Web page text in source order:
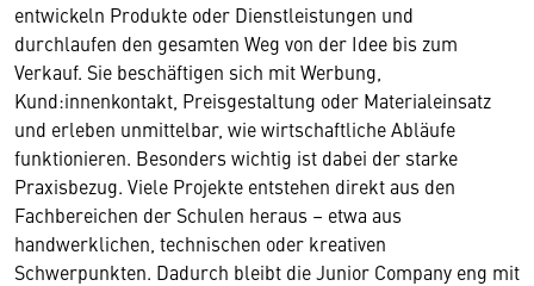
entwickeln Produkte oder Dienstleistungen und
durchlaufen den gesamten Weg von der Idee bis zum
Verkauf. Sie beschäftigen sich mit Werbung,
Kund:innenkontakt, Preisgestaltung oder Materialeinsatz
und erleben unmittelbar, wie wirtschaftliche Abläufe
funktionieren. Besonders wichtig ist dabei der starke
Praxisbezug. Viele Projekte entstehen direkt aus den
Fachbereichen der Schulen heraus – etwa aus
handwerklichen, technischen oder kreativen
Schwerpunkten. Dadurch bleibt die Junior Company eng mit